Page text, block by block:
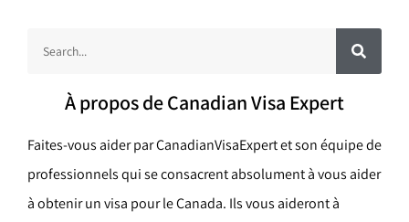
e
c
h
R
e
c
r
À propos de Canadian Visa Expert
Faites-vous aider par CanadianVisaExpert et son équipe de
professionnels qui se consacrent absolument à vous aider
à obtenir un visa pour le Canada. Ils vous aideront à